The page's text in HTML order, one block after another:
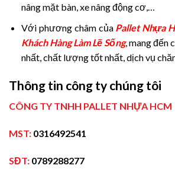
nâng mặt bàn, xe nâng động cơ,…
Với phương châm của Pallet Nhựa
Khách Hàng Làm Lẽ Sống,mang đến
nhất, chất lượng tốt nhất, dịch vụ
Thông tin công ty chúng tôi
CÔNG TY TNHH PALLET NHỰA HCM
MST: 0316492541
SĐT: 0789288277